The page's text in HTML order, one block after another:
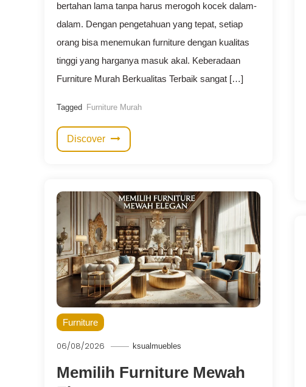
bertahan lama tanpa harus merogoh kocek dalam-
dalam. Dengan pengetahuan yang tepat, setiap
orang bisa menemukan furniture dengan kualitas
tinggi yang harganya masuk akal. Keberadaan
Furniture Murah Berkualitas Terbaik sangat […]
Tagged Furniture Murah
Discover
Furniture
06/08/2026 ksualmuebles
Memilih Furniture Mewah